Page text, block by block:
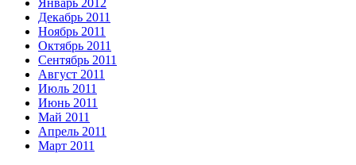
Январь 2012
Декабрь 2011
Ноябрь 2011
Октябрь 2011
Сентябрь 2011
Август 2011
Июль 2011
Июнь 2011
Май 2011
Апрель 2011
Март 2011